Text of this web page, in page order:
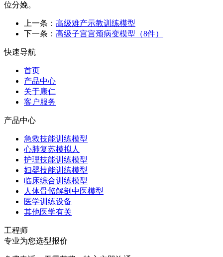
位分娩。
上一条： 高级难产示教训练模型
下一条： 高级子宫宫颈病变模型（8件）
快速导航
首页
产品中心
关于康仁
客户服务
产品中心
急救技能训练模型
心肺复苏模拟人
护理技能训练模型
妇婴技能训练模型
临床综合训练模型
人体骨骼解剖中医模型
医学训练设备
其他医学有关
工程师
专业为您选型报价